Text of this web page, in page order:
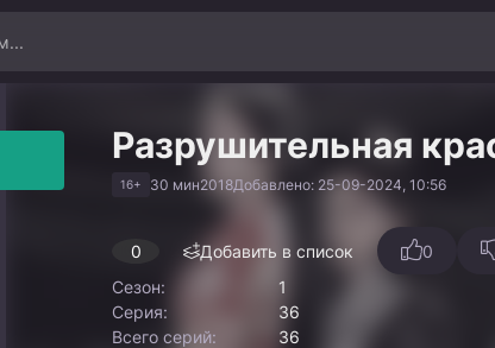
Разрушительная
16+ 30 мин2018Добавлено: 25-09-2024, 10:56
0 Добавить в список 0
Сезон:
1
Серия:
36
Всего серий:
36